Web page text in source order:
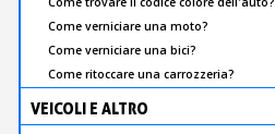
Come verniciare una moto?
Come verniciare una bici?
Come ritoccare una carrozzeria?
VEICOLI E ALTRO